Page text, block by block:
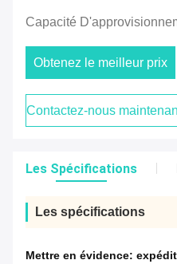
Capacité
Obtenez le meilleur prix
Contactez-nous
Les Spécifications
Les spécifications
Mettre en évidence: